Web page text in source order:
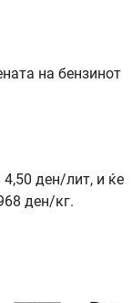
на бензинот
ден/лит, и ќе
ден/кг.